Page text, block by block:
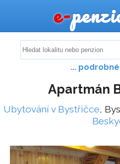
e-
...
Apartmán
Ubytování v Bystřičce,